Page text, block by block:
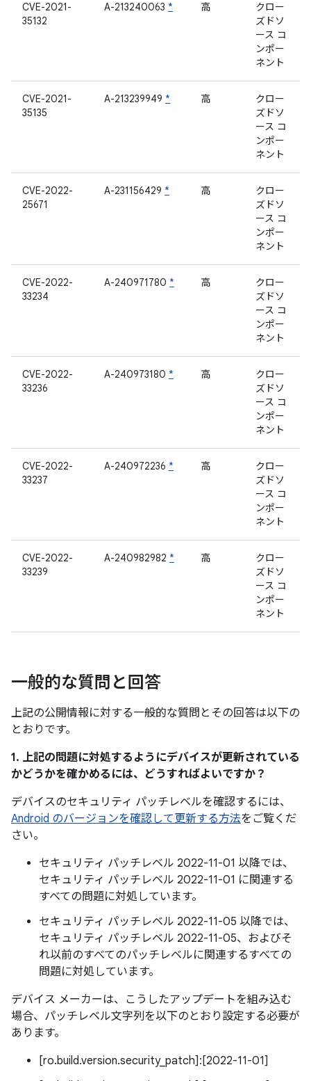
CVE-2021-
35132
A-213240063 * 高
クロー
ズドソ
ース コ
ンポー
ネント
CVE-2021-
35135
A-213239949 * 高
クロー
ズドソ
ース コ
ンポー
ネント
CVE-2022-
25671
A-231156429 * 高
クロー
ズドソ
ース コ
ンポー
ネント
CVE-2022-
33234
A-240971780 * 高
クロー
ズドソ
ース コ
ンポー
ネント
CVE-2022-
33236
A-240973180 * 高
クロー
ズドソ
ース コ
ンポー
ネント
CVE-2022-
33237
A-240972236 * 高
クロー
ズドソ
ース コ
ンポー
ネント
CVE-2022-
33239
A-240982982 * 高
クロー
ズドソ
ース コ
ンポー
ネント
一般的な質問と回答
上記の公開情報に対する一般的な質問とその回答は以下の
とおりです。
1. 上記の問題に対処するようにデバイスが更新されている
かどうかを確かめるには、どうすればよいですか？
デバイスのセキュリティ パッチレベルを確認するには、
Android のバージョンを確認して更新する方法をご覧くだ
さい。
セキュリティ パッチレベル 2022-11-01 以降では、
セキュリティ パッチレベル 2022-11-01 に関連する
すべての問題に対処しています。
セキュリティ パッチレベル 2022-11-05 以降では、
セキュリティ パッチレベル 2022-11-05、およびそ
れ以前のすべてのパッチレベルに関連するすべての
問題に対処しています。
デバイス メーカーは、こうしたアップデートを組み込む
場合、パッチレベル文字列を以下のとおり設定する必要が
あります。
[ro.build.version.security_patch]:[2022-11-01]